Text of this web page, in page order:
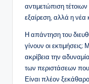
αντιμετώπιση
εξαίρεση, αλλά η νέα
Η απάντηση του
γίνουν οι
ακρίβεια την
των περιστάσεων που
Είναι πλέον